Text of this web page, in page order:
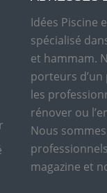
Idées Piscine
spécialisé
et hammam.
porteurs
les
rénover ou
Nous
magazine et